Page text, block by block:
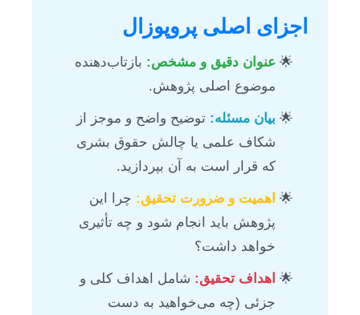
اجزای اصلی پروپوزال
عنوان دقیق و مشخص: بازتاب‌دهنده
موضوع اصلی پژوهش.
بیان مسئله: توضیح واضح و موجز از
شکاف علمی یا چالش حقوق بشری
که قرار است به آن بپردازید.
اهمیت و ضرورت تحقیق: چرا این
پژوهش باید انجام شود و چه تأثیری
خواهد داشت؟
اهداف تحقیق: شامل اهداف کلی و
جزئی (چه می‌خواهید به دست